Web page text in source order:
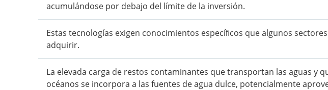
acumulándose por debajo del límite de la inversión.
Estas tecnologías exigen conocimientos especíﬁcos que algunos
adquirir.
La elevada carga de restos contaminantes que transportan las aguas y
océanos se incorpora a las fuentes de agua dulce, potencialmente